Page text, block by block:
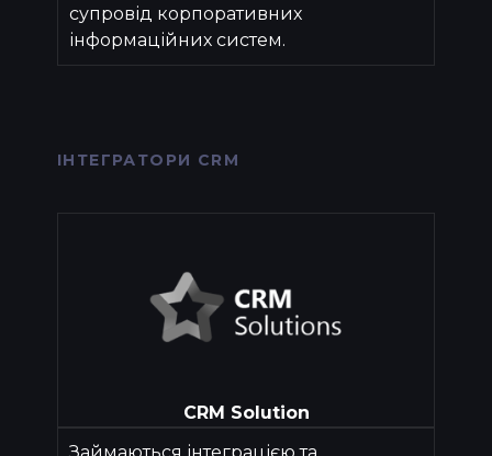
супровід корпоративних
інформаційних систем.
ІНТЕГРАТОРИ CRM
CRM Solution